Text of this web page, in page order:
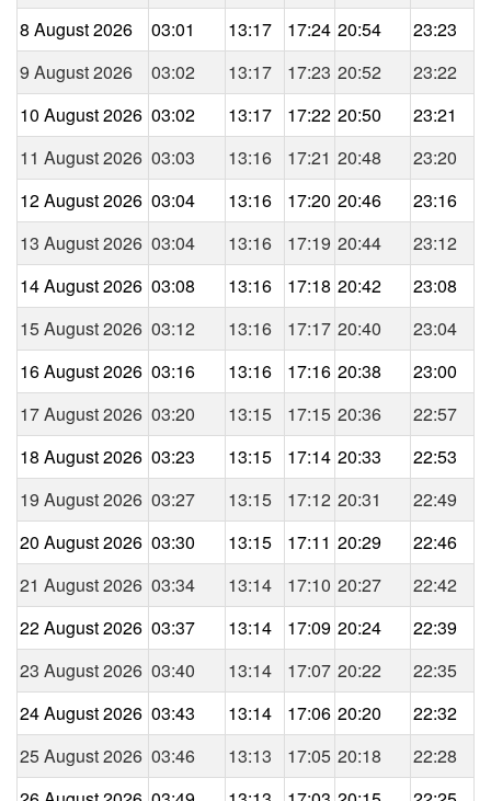
8 August 2026
03:01 13:17 17:24 20:54
23:23
9 August 2026
03:02 13:17 17:23 20:52
23:22
10 August 2026 03:02 13:17 17:22 20:50
23:21
11 August 2026 03:03 13:16 17:21 20:48
23:20
12 August 2026 03:04 13:16 17:20 20:46
23:16
13 August 2026 03:04 13:16 17:19 20:44
23:12
14 August 2026 03:08 13:16 17:18 20:42
23:08
15 August 2026 03:12 13:16 17:17 20:40
23:04
16 August 2026 03:16 13:16 17:16 20:38
23:00
17 August 2026 03:20 13:15 17:15 20:36
22:57
18 August 2026 03:23 13:15 17:14 20:33
22:53
19 August 2026 03:27 13:15 17:12 20:31
22:49
20 August 2026 03:30 13:15 17:11 20:29
22:46
21 August 2026 03:34 13:14 17:10 20:27
22:42
22 August 2026 03:37 13:14 17:09 20:24
22:39
23 August 2026 03:40 13:14 17:07 20:22
22:35
24 August 2026 03:43 13:14 17:06 20:20
22:32
25 August 2026 03:46 13:13 17:05 20:18
22:28